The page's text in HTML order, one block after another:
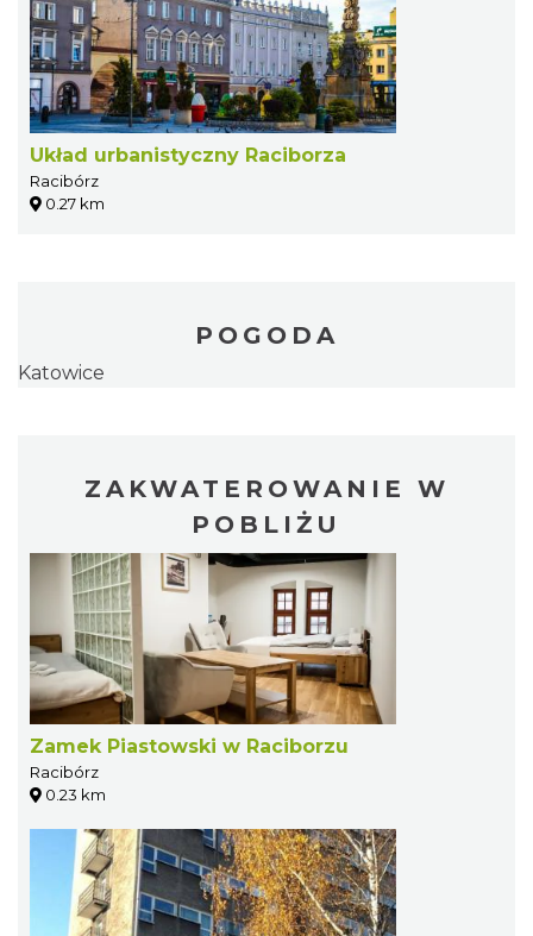
Układ urbanistyczny Raciborza
Racibórz
0.27 km
POGODA
Katowice
ZAKWATEROWANIE W
POBLIŻU
Zamek Piastowski w Raciborzu
Racibórz
0.23 km